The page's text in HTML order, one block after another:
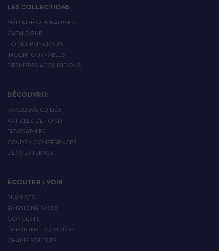
LES COLLECTIONS
MÉDIATHÈQUE HALPHEN
CATALOGUE
FONDS PRINCIPAUX
INCONTOURNABLES
DERNIÈRES ACQUISITIONS
DÉCOUVRIR
PARCOURS GUIDÉS
ARTICLES DE FOND
BIOGRAPHIES
COURS / CONFÉRENCES
LIENS EXTERNES
ÉCOUTER / VOIR
PLAYLISTS
EMISSIONS RADIO
CONCERTS
ÉMISSIONS TV / VIDÉOS
CHAÎNE YOUTUBE